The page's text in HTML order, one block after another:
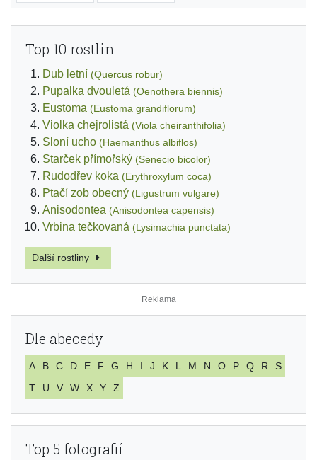
Top 10 rostlin
Dub letní (Quercus robur)
Pupalka dvouletá (Oenothera biennis)
Eustoma (Eustoma grandiflorum)
Violka chejrolistá (Viola cheiranthifolia)
Sloní ucho (Haemanthus albiflos)
Starček přímořský (Senecio bicolor)
Rudodřev koka (Erythroxylum coca)
Ptačí zob obecný (Ligustrum vulgare)
Anisodontea (Anisodontea capensis)
Vrbina tečkovaná (Lysimachia punctata)
Další rostliny
Dle abecedy
A B C D E F G H I J K L M N O P Q R
S
T
U V W X Y Z
Top 5 fotografií